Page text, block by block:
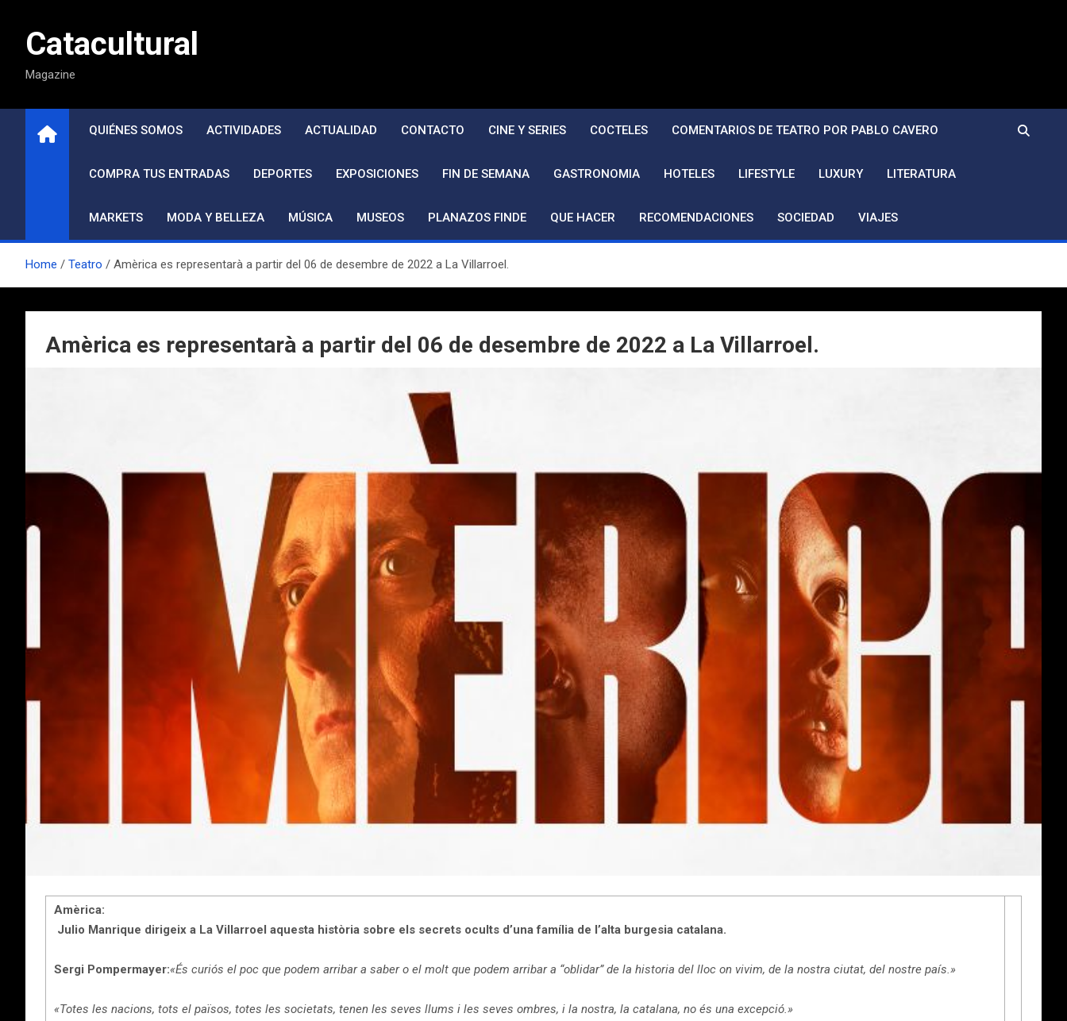
contenidoCatacultural
Magazine
QUIÉNES SOMOS ACTIVIDADES ACTUALIDAD CONTACTO CINE Y SERIES COCTELES COMENTARIOS DE TEATRO POR PABLO CAVERO
COMPRA TUS ENTRADAS DEPORTES EXPOSICIONES FIN DE SEMANA GASTRONOMIA HOTELES LIFESTYLE LUXURY LITERATURA
MARKETS MODA Y BELLEZA MÚSICA MUSEOS PLANAZOS FINDE QUE HACER RECOMENDACIONES SOCIEDAD VIAJES
Home Teatro Amèrica es representarà a partir del 06 de desembre de 2022 a La Villarroel.
Amèrica es representarà a partir del 06 de desembre de 2022 a La Villarroel.
Amèrica:
Julio Manrique dirigeix a La Villarroel aquesta història sobre els secrets ocults d’una família de l’alta burgesia catalana.
Sergi Pompermayer:«És curiós el poc que podem arribar a saber o el molt que podem arribar a “oblidar” de la historia del lloc on vivim, de la nostra ciutat, del nostre país.»
«Totes les nacions, tots el països, totes les societats, tenen les seves llums i les seves ombres, i la nostra, la catalana, no és una excepció.»